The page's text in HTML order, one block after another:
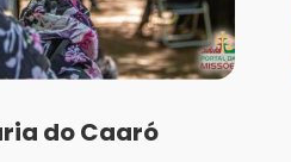
do Caaró